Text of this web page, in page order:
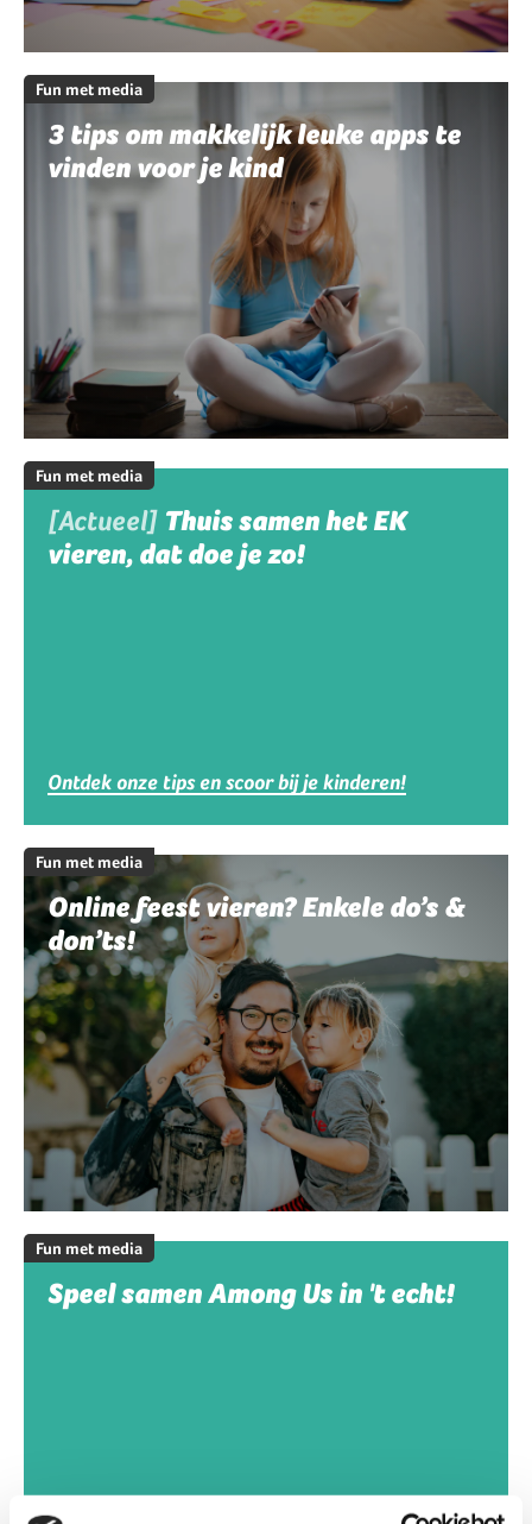
Fun met media
3 tips om makkelijk leuke apps te
vinden voor je kind
Fun met media
[Actueel] Thuis samen het EK
vieren, dat doe je zo!
Ontdek onze tips en scoor bij je kinderen!
Fun met media
Online feest vieren? Enkele do’s &
don’ts!
Fun met media
Speel samen Among Us in 't echt!